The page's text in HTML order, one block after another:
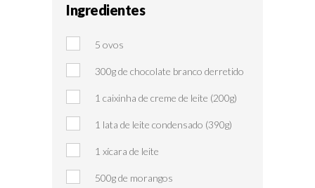
Ingredientes
5 ovos
300g de chocolate branco derretido
1 caixinha de creme de leite (200g)
1 lata de leite condensado (390g)
1 xícara de leite
500g de morangos